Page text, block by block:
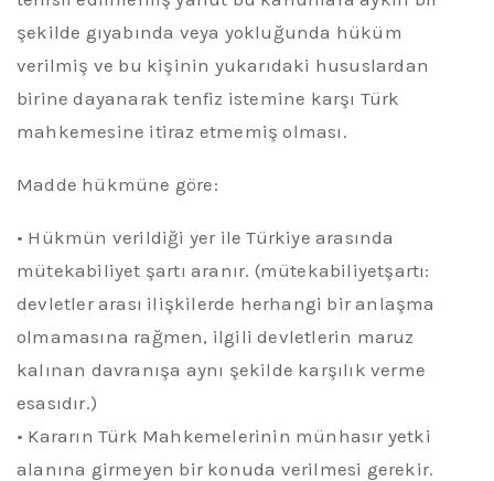
şekilde gıyabında veya yokluğunda hüküm
verilmiş ve bu kişinin yukarıdaki hususlardan
birine dayanarak tenfiz istemine karşı Türk
mahkemesine itiraz etmemiş olması.
Madde hükmüne göre:
• Hükmün verildiği yer ile Türkiye arasında
mütekabiliyet şartı aranır. (mütekabiliyetşartı:
devletler arası ilişkilerde herhangi bir anlaşma
olmamasına rağmen, ilgili devletlerin maruz
kalınan davranışa aynı şekilde karşılık verme
esasıdır.)
• Kararın Türk Mahkemelerinin münhasır yetki
alanına girmeyen bir konuda verilmesi gerekir.